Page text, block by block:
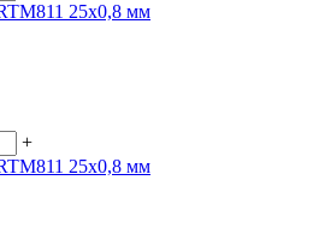
25x0,8 мм
+
25x0,8 мм